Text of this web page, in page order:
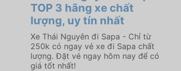
TOP 3 hãng xe chất
lượng, uy tín nhất
Xe Thái Nguyên đi Sapa - Chỉ từ
250k có ngay vé xe đi Sapa chất
lượng. Đặt vé ngay hôm nay để có
giá tốt nhất!